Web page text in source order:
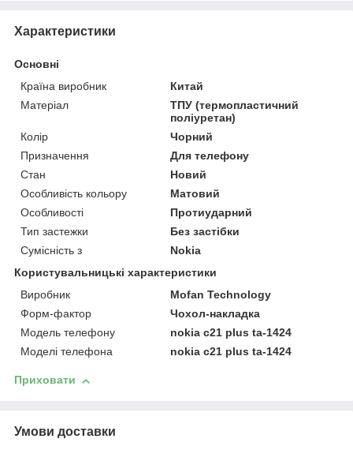
Характеристики
Основні
Країна виробник
Китай
Матеріал
ТПУ (термопластичний
поліуретан)
Колір
Чорний
Призначення
Для телефону
Стан
Новий
Особливість кольору
Матовий
Особливості
Протиударний
Тип застежки
Без застібки
Сумісність з
Nokia
Користувальницькі характеристики
Виробник
Mofan Technology
Форм-фактор
Чохол-накладка
Модель телефону
nokia c21 plus ta-1424
Моделі телефона
nokia c21 plus ta-1424
Приховати
Умови доставки